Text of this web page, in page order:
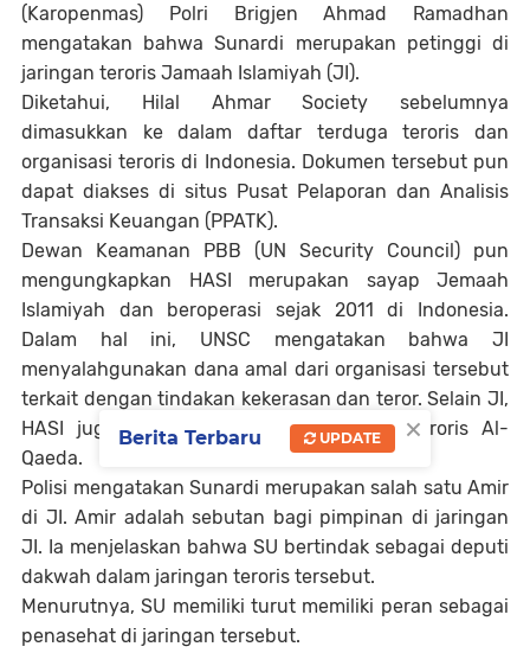
(Karopenmas) Polri Brigjen Ahmad Ramadhan
mengatakan bahwa Sunardi merupakan petinggi di
jaringan teroris Jamaah Islamiyah (JI).
Diketahui, Hilal Ahmar Society sebelumnya
dimasukkan ke dalam daftar terduga teroris dan
organisasi teroris di Indonesia. Dokumen tersebut pun
dapat diakses di situs Pusat Pelaporan dan Analisis
Transaksi Keuangan (PPATK).
Dewan Keamanan PBB (UN Security Council) pun
mengungkapkan HASI merupakan sayap Jemaah
Islamiyah dan beroperasi sejak 2011 di Indonesia.
Dalam hal ini, UNSC mengatakan bahwa JI
menyalahgunakan dana amal dari organisasi tersebut
terkait dengan tindakan kekerasan dan teror. Selain JI,
HASI juga terafiliasi dengan organisasi teroris Al-
Qaeda.
Polisi mengatakan Sunardi merupakan salah satu Amir
di JI. Amir adalah sebutan bagi pimpinan di jaringan
JI. Ia menjelaskan bahwa SU bertindak sebagai deputi
dakwah dalam jaringan teroris tersebut.
Menurutnya, SU memiliki turut memiliki peran sebagai
penasehat di jaringan tersebut.
×
Berita Terbaru UPDATE